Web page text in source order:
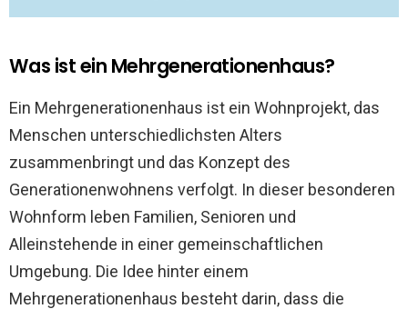
Was ist ein Mehrgenerationenhaus?
Ein Mehrgenerationenhaus ist ein Wohnprojekt, das
Menschen unterschiedlichsten Alters
zusammenbringt und das Konzept des
Generationenwohnens verfolgt. In dieser besonderen
Wohnform leben Familien, Senioren und
Alleinstehende in einer gemeinschaftlichen
Umgebung. Die Idee hinter einem
Mehrgenerationenhaus besteht darin, dass die